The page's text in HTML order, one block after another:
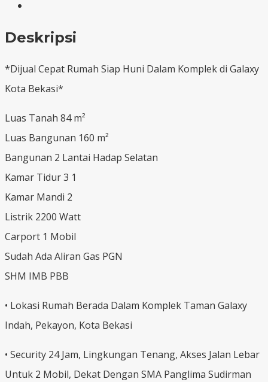
Deskripsi
*Dijual Cepat Rumah Siap Huni Dalam Komplek di Galaxy
Kota Bekasi*
Luas Tanah 84 m²
Luas Bangunan 160 m²
Bangunan 2 Lantai Hadap Selatan
Kamar Tidur 3 1
Kamar Mandi 2
Listrik 2200 Watt
Carport 1 Mobil
Sudah Ada Aliran Gas PGN
SHM IMB PBB
• Lokasi Rumah Berada Dalam Komplek Taman Galaxy
Indah, Pekayon, Kota Bekasi
• Security 24 Jam, Lingkungan Tenang, Akses Jalan Lebar
Untuk 2 Mobil, Dekat Dengan SMA Panglima Sudirman